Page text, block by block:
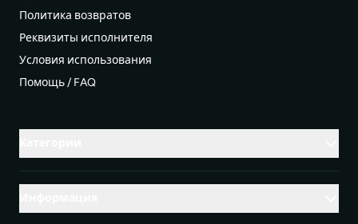
Политика возвратов
Реквизиты исполнителя
Условия использования
Помощь / FAQ